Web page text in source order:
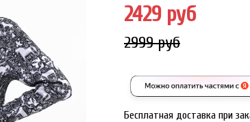
2429 руб
2999 руб
Бесплатная доставка при